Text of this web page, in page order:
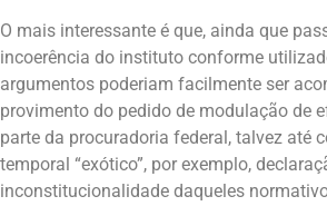
O mais interessante é que, ainda que
incoerência do instituto conforme
argumentos poderiam facilmente ser
provimento do pedido de modulação de
parte da procuradoria federal, talvez até
temporal “exótico”, por exemplo,
inconstitucionalidade daqueles